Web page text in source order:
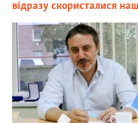
відразу скористалися